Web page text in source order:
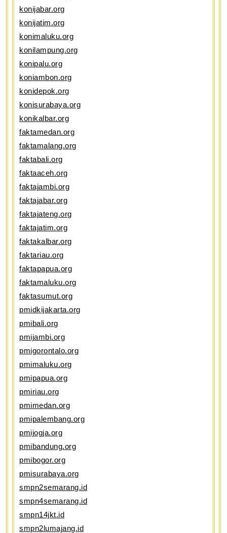
konijabar.org
konijatim.org
konimaluku.org
konilampung.org
konipalu.org
koniambon.org
konidepok.org
konisurabaya.org
konikalbar.org
faktamedan.org
faktamalang.org
faktabali.org
faktaaceh.org
faktajambi.org
faktajabar.org
faktajateng.org
faktajatim.org
faktakalbar.org
faktariau.org
faktapapua.org
faktamaluku.org
faktasumut.org
pmidkijakarta.org
pmibali.org
pmijambi.org
pmigorontalo.org
pmimaluku.org
pmipapua.org
pmiriau.org
pmimedan.org
pmipalembang.org
pmijogja.org
pmibandung.org
pmibogor.org
pmisurabaya.org
smpn2semarang.id
smpn4semarang.id
smpn14jkt.id
smpn2lumajang.id